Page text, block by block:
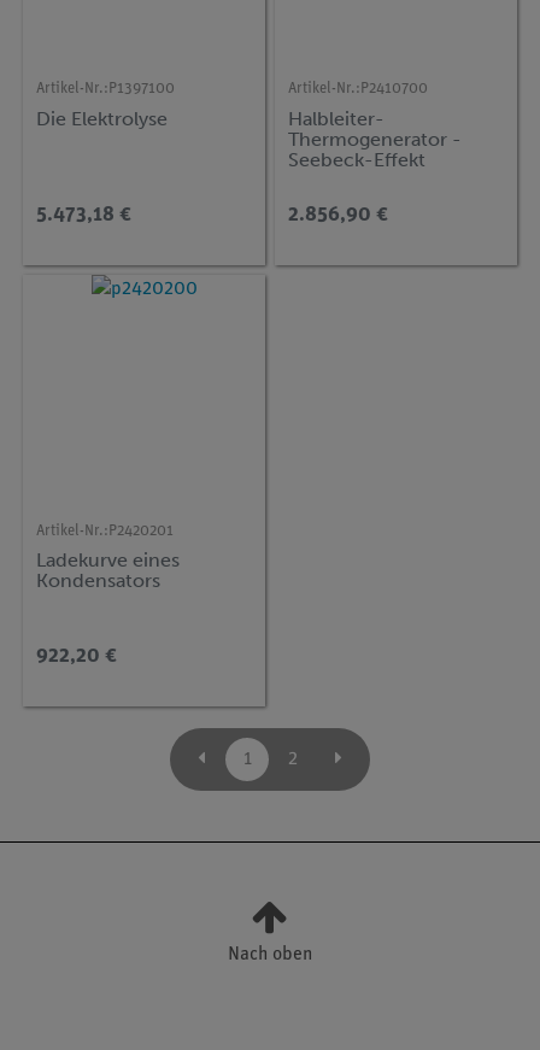
Artikel-Nr.: P1397100
Die Elektrolyse
5.473,18 €
Artikel-Nr.: P2410700
Halbleiter-
Thermogenerator -
Seebeck-Effekt
2.856,90 €
Artikel-Nr.: P2420201
Ladekurve eines
Kondensators
922,20 €
1 2
Nach oben